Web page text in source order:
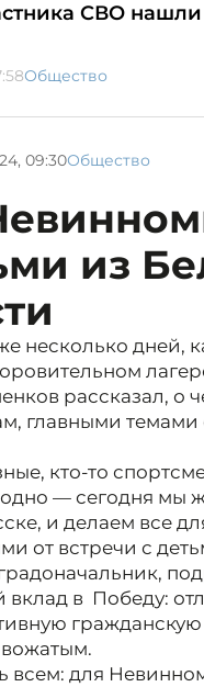
СВО нашли
Общество
09:30Общество
из
несколько дней,
рассказал, о
главными
кто-то
— сегодня мы
и делаем все
от встречи с
градоначальник,
вклад в Победу:
всем: для